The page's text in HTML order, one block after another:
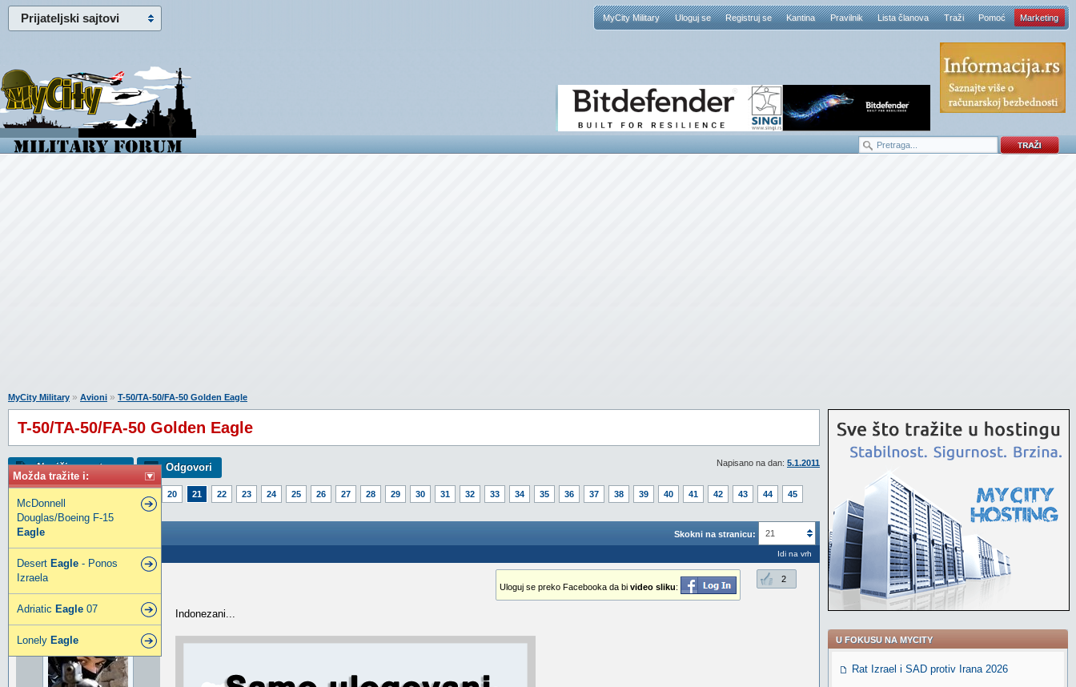
Prijateljski sajtovi MyCity Military Uloguj se Registruj se Kantina Pravilnik Lista članova Traži Pomoć Marketing
Možda tražite i:
McDonnell
Douglas/Boeing F-15
Eagle
Desert Eagle - Ponos
Izraela
Adriatic Eagle 07
Lonely Eagle
MyCity Military » Avioni » T-50/TA-50/FA-50 Golden Eagle
T-50/TA-50/FA-50 Golden Eagle
Napisano na dan: 5.1.2011
Napiši novu temu Odgovori
20 21 22 23 24 25 26 27 28 29 30 31 32 33 34 35 36 37 38 39 40 41 42 43 44
45
46
47 49 50 89
Skokni na stranicu: 21
T-50/TA-50/FA-50 Golden Eagle
Idi na vrh
2
Uloguj se preko Facebooka da bi video sliku:
Indonezani...
U FOKUSU NA MYCITY
Rat Izrael i SAD protiv Irana 2026